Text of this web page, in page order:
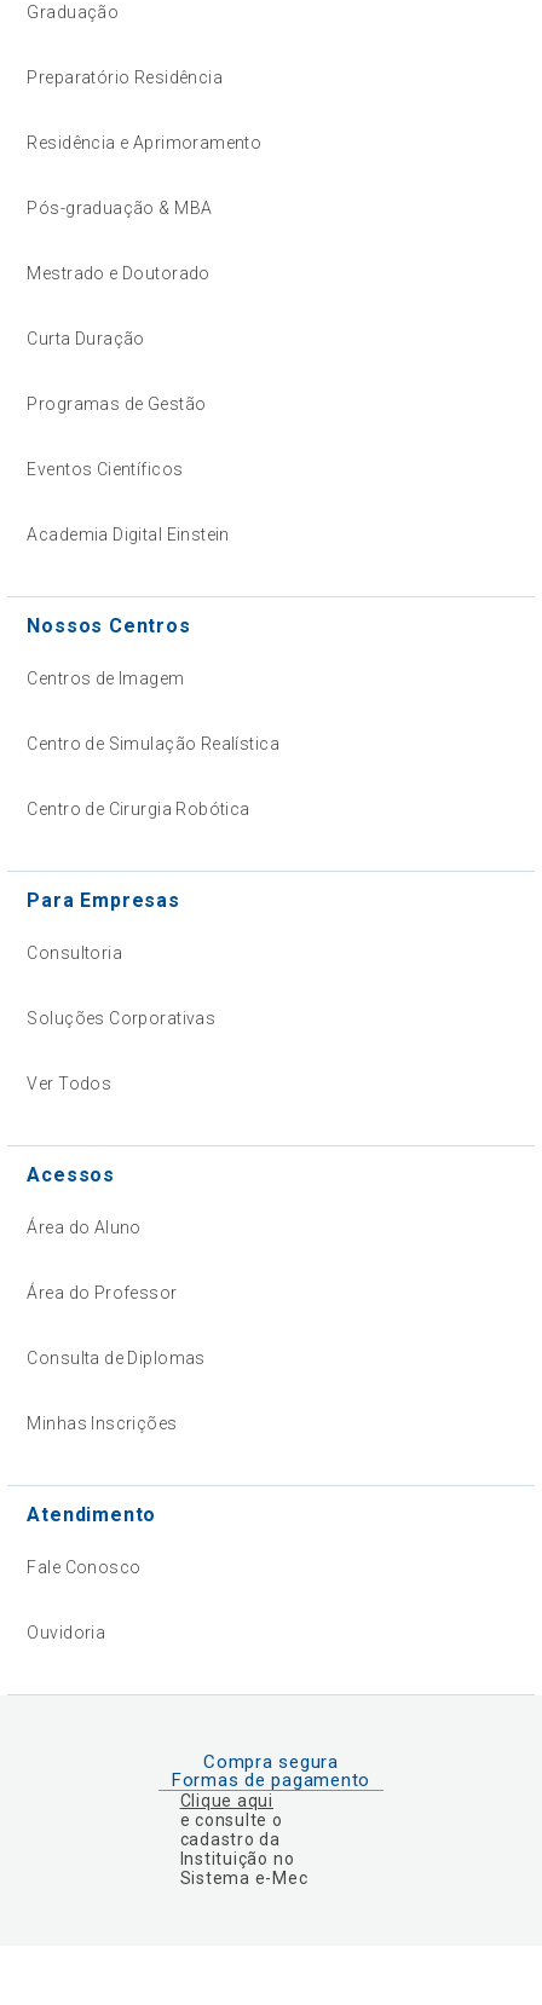
Graduação
Preparatório Residência
Residência e Aprimoramento
Pós-graduação & MBA
Mestrado e Doutorado
Curta Duração
Programas de Gestão
Eventos Científicos
Academia Digital Einstein
Nossos Centros
Centros de Imagem
Centro de Simulação Realística
Centro de Cirurgia Robótica
Para Empresas
Consultoria
Soluções Corporativas
Ver Todos
Acessos
Área do Aluno
Área do Professor
Consulta de Diplomas
Minhas Inscrições
Atendimento
Fale Conosco
Ouvidoria
Compra segura
Formas de pagamento
Clique aqui
e consulte o
cadastro da
Instituição no
Sistema e-Mec